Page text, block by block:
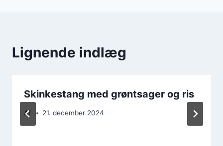
Lignende indlæg
Skinkestang med grøntsager og ris
Af 21. december 2024